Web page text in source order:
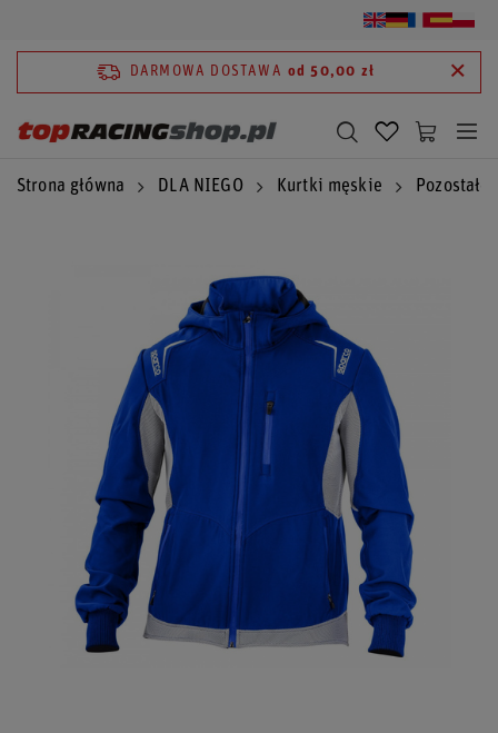
DARMOWA DOSTAWA od 50,00 zł
Strona główna DLA NIEGO Kurtki męskie